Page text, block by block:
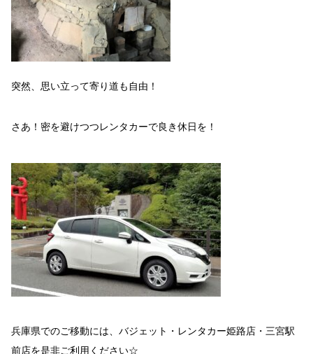
突然、思い立って寄り道も自由！
さあ！密を避けつつレンタカーで良き休日を！
兵庫県でのご移動には、バジェット・レンタカー姫路店・三宮駅
前店を是非ご利用ください☆